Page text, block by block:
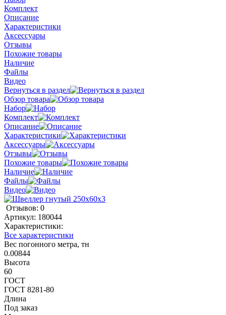
Комплект
Описание
Характеристики
Аксессуары
Отзывы
Похожие товары
Наличие
Файлы
Видео
Вернуться в раздел
Обзор товара
Набор
Комплект
Описание
Характеристики
Аксессуары
Отзывы
Похожие товары
Наличие
Файлы
Видео
Отзывов: 0
Артикул: 180044
Характеристики:
Все характеристики
Вес погонного метра, тн
0.00844
Высота
60
ГОСТ
ГОСТ 8281-80
Длина
Под заказ